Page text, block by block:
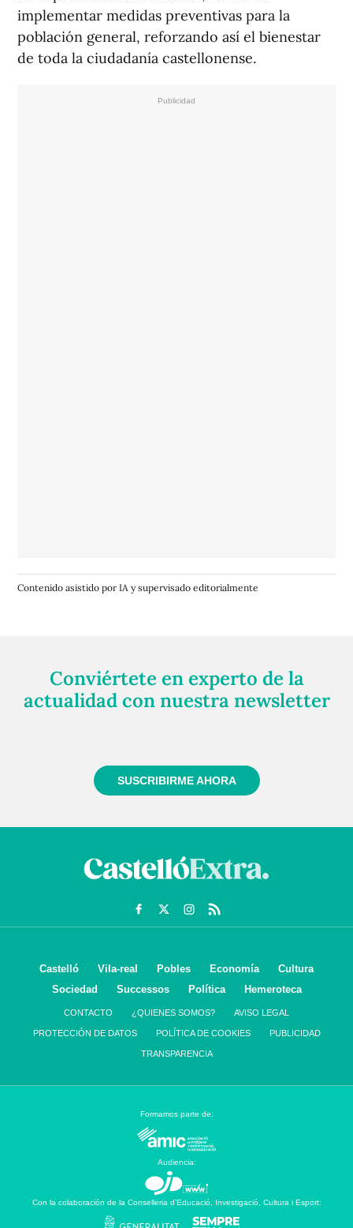
implementar medidas preventivas para la
población general, reforzando así el bienestar
de toda la ciudadanía castellonense.
Contenido asistido por IA y supervisado editorialmente
Conviértete en experto de la
actualidad con nuestra newsletter
SUSCRIBIRME AHORA
Castelló Vila-real Pobles Economía
Cultura
Sociedad
Successos Política Hemeroteca
CONTACTO ¿QUIENES SOMOS? AVISO LEGAL
PROTECCIÓN DE DATOS POLÍTICA DE COOKIES PUBLICIDAD
TRANSPARENCIA
Formamos parte de:
Audiencia:
Con la colaboración de la Conselleria d’Educació, Investigació, Cultura i Esport: